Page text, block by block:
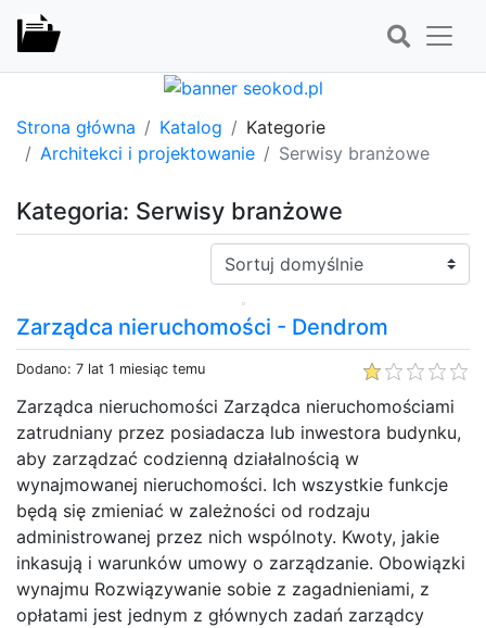
Strona główna Katalog
Kategorie
Architekci i projektowanie
Serwisy branżowe
Kategoria: Serwisy branżowe
Sortuj:
Zarządca nieruchomości - Dendrom
Dodano: 7 lat 1 miesiąc temu
Zarządca nieruchomości Zarządca nieruchomościami
zatrudniany przez posiadacza lub inwestora budynku,
aby zarządzać codzienną działalnością w
wynajmowanej nieruchomości. Ich wszystkie funkcje
będą się zmieniać w zależności od rodzaju
administrowanej przez nich wspólnoty. Kwoty, jakie
inkasują i warunków umowy o zarządzanie. Obowiązki
wynajmu Rozwiązywanie sobie z zagadnieniami, z
opłatami jest jednym z głównych zadań zarządcy